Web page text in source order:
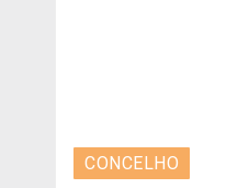
CONCELHO